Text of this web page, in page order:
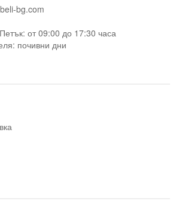
bg.com
от 09:00 до 17:30 часа
почивни дни